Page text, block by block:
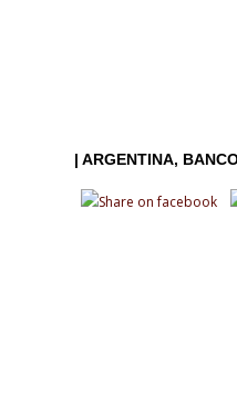
|ARGENTINA